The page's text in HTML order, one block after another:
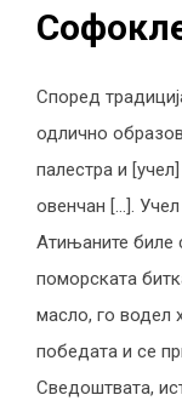
Според
одлично
палестра и
овенчан […].
Атињаните биле
поморската
масло, го водел
победата и се
Сведоштвата,